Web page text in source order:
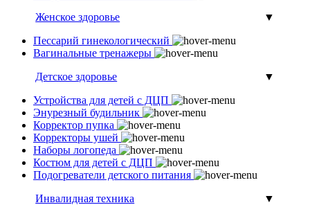
Женское здоровье
▼
Пессарий гинекологический
Вагинальные тренажеры
Детское здоровье
▼
Устройства для детей с ДЦП
Энурезный будильник
Корректор пупка
Корректоры ушей
Наборы логопеда
Костюм для детей с ДЦП
Подогреватели детского питания
Инвалидная техника
▼